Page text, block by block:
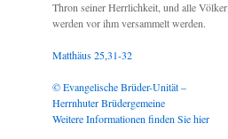
Thron seiner Herrlichkeit, und alle Völker
werden vor ihm versammelt werden.
Matthäus 25,31-32
© Evangelische Brüder-Unität –
Herrnhuter Brüdergemeine
Weitere Informationen finden Sie hier